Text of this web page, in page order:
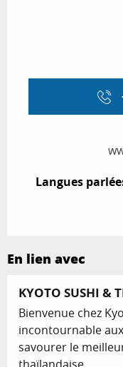
Langues
Langues
En lien avec
KYOTO SUSHI &
Bienvenue chez
incontournable
savourer le